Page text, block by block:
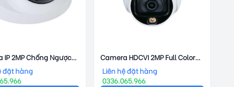
IP 2MP Chống Ngược
DH-IPC-
AS-S2
đặt hàng
Camera HDCVI 2MP Full Color
DAHUA DH-HAC-HDW1239TLP-
LED
Liên hệ đặt hàng
0336.065.966